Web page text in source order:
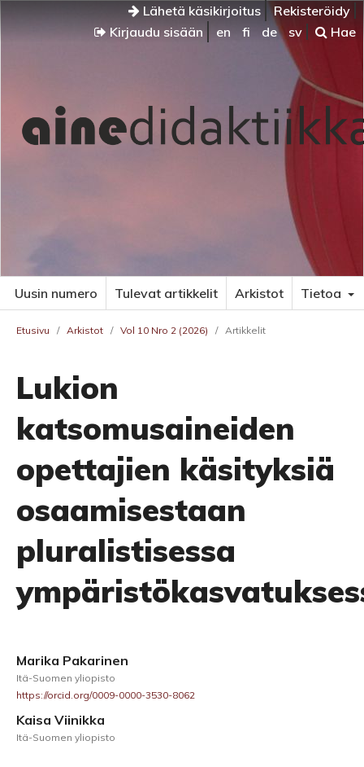
Lähetä käsikirjoitus
Rekisteröidy
Kirjaudu sisään
en fi de sv Hae
Uusin numero Tulevat artikkelit Arkistot Tietoa
Etusivu / Arkistot / Vol 10 Nro 2 (2026) / Artikkelit
Lukion
katsomusaineiden
opettajien käsityksiä
osaamisestaan
pluralistisessa
Marika Pakarinen
Itä-Suomen yliopisto
https://orcid.org/0009-0000-3530-8062
Kaisa Viinikka
Itä-Suomen yliopisto